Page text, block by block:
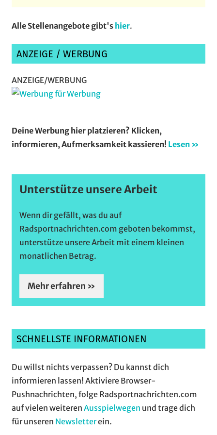
Alle Stellenangebote gibt's hier.
ANZEIGE / WERBUNG
ANZEIGE/WERBUNG
Deine Werbung hier platzieren? Klicken,
informieren, Aufmerksamkeit kassieren! Lesen »
Unterstütze unsere Arbeit
Wenn dir gefällt, was du auf
Radsportnachrichten.com geboten bekommst,
unterstütze unsere Arbeit mit einem kleinen
monatlichen Betrag.
Mehr erfahren »
SCHNELLSTE INFORMATIONEN
Du willst nichts verpassen? Du kannst dich
informieren lassen! Aktiviere Browser-
Pushnachrichten, folge Radsportnachrichten.com
auf vielen weiteren Ausspielwegen und trage dich
für unseren Newsletterein.